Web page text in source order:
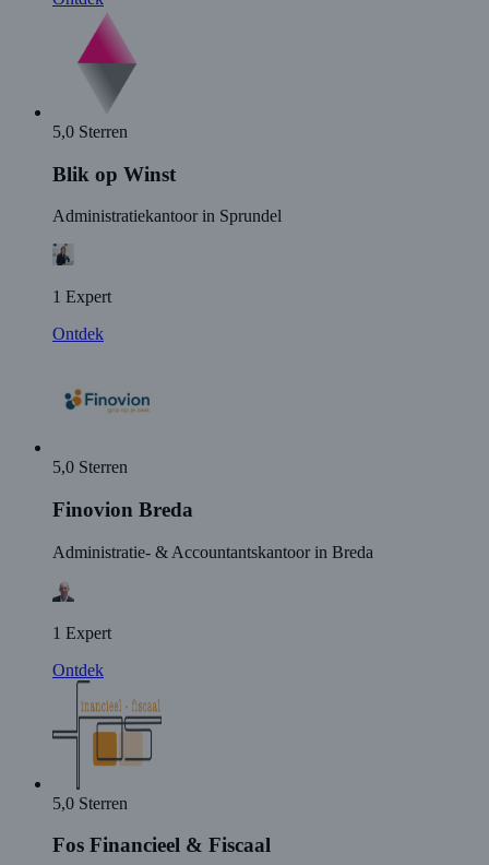
5,0 Sterren
Blik op Winst
Administratiekantoor in Sprundel
1 Expert
Ontdek
5,0 Sterren
Finovion Breda
Administratie- & Accountantskantoor in Breda
1 Expert
Ontdek
5,0 Sterren
Fos Financieel & Fiscaal